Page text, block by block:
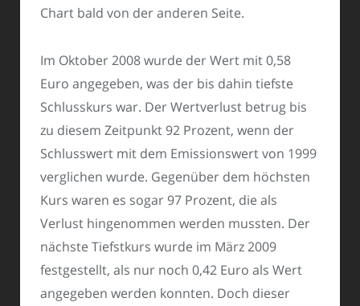
Chart bald von der anderen Seite.
Im Oktober 2008 wurde der Wert mit 0,58
Euro angegeben, was der bis dahin tiefste
Schlusskurs war. Der Wertverlust betrug bis
zu diesem Zeitpunkt 92 Prozent, wenn der
Schlusswert mit dem Emissionswert von 1999
verglichen wurde. Gegenüber dem höchsten
Kurs waren es sogar 97 Prozent, die als
Verlust hingenommen werden mussten. Der
nächste Tiefstkurs wurde im März 2009
festgestellt, als nur noch 0,42 Euro als Wert
angegeben werden konnten. Doch dieser